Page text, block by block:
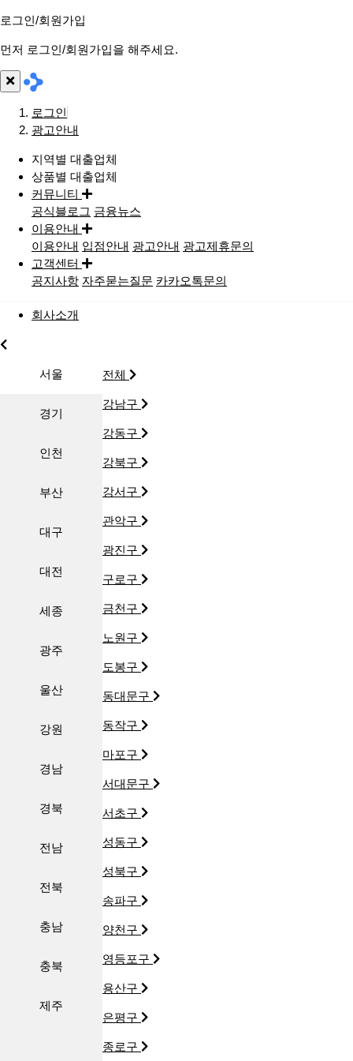
로그인/회원가입
먼저 로그인/회원가입을 해주세요.
로그인
광고안내
지역별 대출업체
상품별 대출업체
커뮤니티
공식블로그 금융뉴스
이용안내
이용안내 입점안내 광고안내 광고제휴문의
고객센터
공지사항 자주묻는질문 카카오톡문의
회사소개
서울
경기
인천
부산
대구
대전
세종
광주
울산
강원
경남
경북
전남
전북
충남
충북
제주
전체
강남구
강동구
강북구
강서구
관악구
광진구
구로구
금천구
노원구
도봉구
동대문구
동작구
마포구
서대문구
서초구
성동구
성북구
송파구
양천구
영등포구
용산구
은평구
종로구